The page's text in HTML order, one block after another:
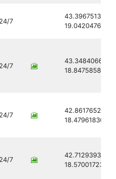
24/7
24/7 🎦
24/7 🎦
24/7 🎦